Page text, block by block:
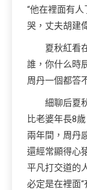
“他在裡面有
哭，丈夫胡建
夏秋紅看
誰，你什么時
周丹一個都答
細聊后夏
比老婆年長8
兩年間，周丹
還經常顯得心
平凡打交道的
必定是在裡面“